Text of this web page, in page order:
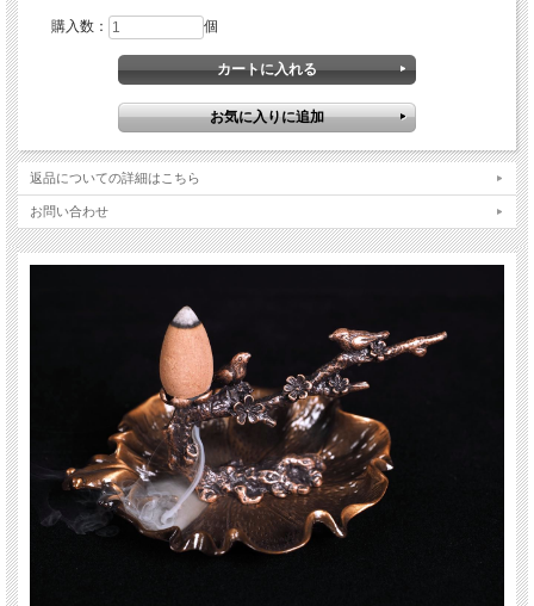
梅は「百の花に先駆けて咲く」と言われています。
寒い冬が過ぎ去ったと同時に一番最初に美しい花を咲かせるのが梅の花です。
多くの人たちは寒い冬が過ぎ去って春が訪れると嬉しい気持ちになります。
また、春はすべての始まりの季節でもあります。
そんな人を嬉しい気持ちにさせたり、始まりを知らせたりする梅の花は、とても
ご注意事項
※お香は付属しません。
※サイズは目安です。 細かな誤差が出る場合があります。
※使用後は必ず火が消えたことを確認してください。
天然石 パワーストーン 海外直輸入 バイヤー厳選 プレゼント ギフト メンズ レデ
ィース 卸し 卸価格 実店舗 ハンドメイド サイズ直し コムローズ comrose
購入数： 個
返品についての詳細はこちら
お問い合わせ